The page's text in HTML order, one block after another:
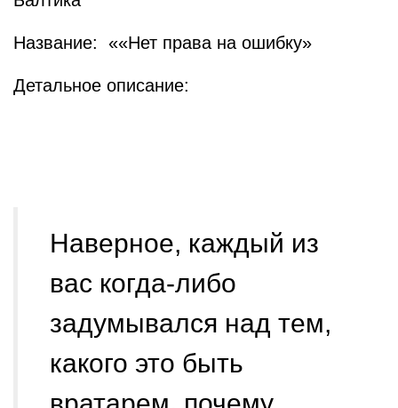
Название: ««Нет права на ошибку»
Детальное описание:
Наверное, каждый из
вас когда-либо
задумывался над тем,
какого это быть